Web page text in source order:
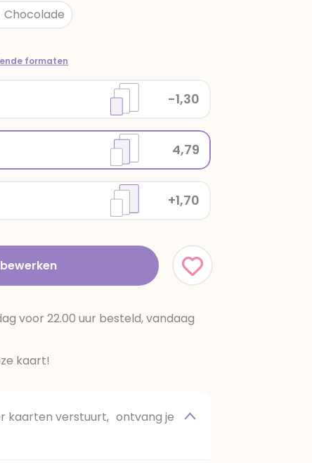
Chocolade
formaten
+1,70
4,79
-1,30
voor 22.00 uur besteld, vandaag
kaart!
kaarten verstuurt, ontvang je